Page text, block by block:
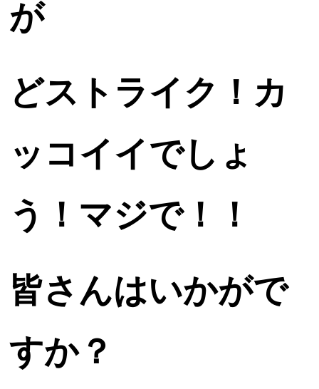
が
どストライク！カ
ッコイイでしょ
う！マジで！！
皆さんはいかがで
すか？